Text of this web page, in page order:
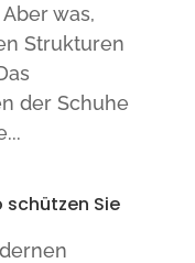
was,
Strukturen
der Schuhe
schützen Sie